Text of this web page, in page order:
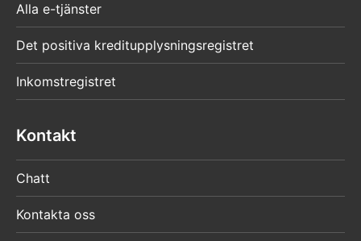
Alla e-tjänster
Det positiva kreditupplysningsregistret
Inkomstregistret
Kontakt
Chatt
Kontakta oss